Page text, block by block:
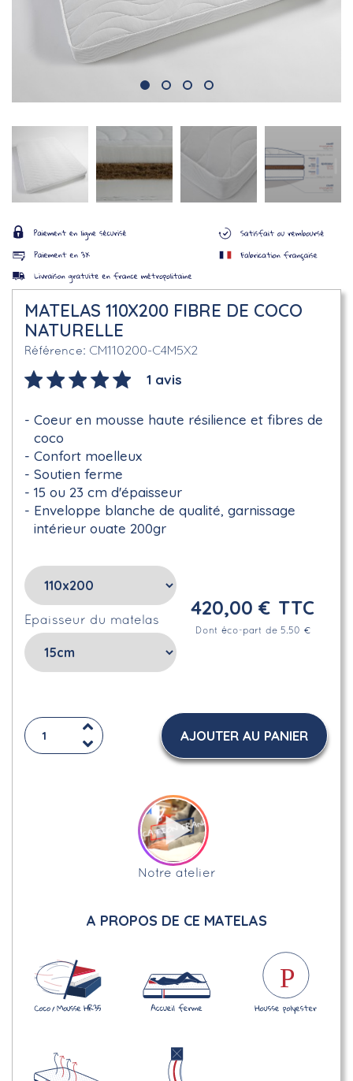
MATELAS 110X200 FIBRE DE COCO
NATURELLE
Référence CM110200-C4M5X2
1 avis
Coeur en mousse haute résilience et fibres de
coco
Confort moelleux
Soutien ferme
15 ou 23 cm d'épaisseur
Enveloppe blanche de qualité, garnissage
intérieur ouate 200gr
Epaisseur du matelas
420,00 € TTC
Dont éco-part de 5.50 €
AJOUTER AU PANIER
Notre atelier
A PROPOS DE CE MATELAS